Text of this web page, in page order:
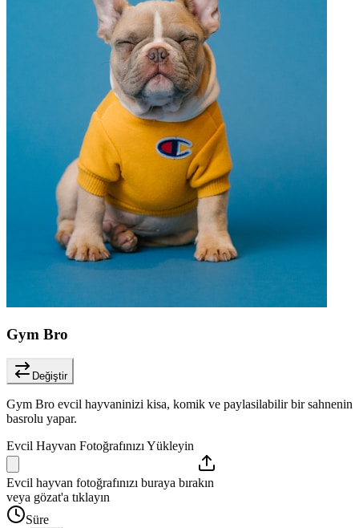
Gym Bro
Değiştir
Gym Bro evcil hayvaninizi kisa, komik ve paylasilabilir bir sahnenin
basrolu yapar.
Evcil Hayvan Fotoğrafınızı Yükleyin
Evcil hayvan fotoğrafınızı buraya bırakın
veya gözat'a tıklayın
Süre